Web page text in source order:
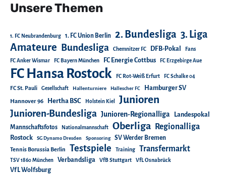
Unsere Themen
1. FC Neubrandenburg 1. FC Union Berlin 2. Bundesliga 3. Liga
Amateure Bundesliga Chemnitzer FC DFB-Pokal Fans
FC Anker Wismar FC Bayern München FC Energie Cottbus FC Erzgebirge Aue
FC Hansa Rostock FC Rot-Weiß Erfurt FC Schalke 04
FC St. Pauli Gesellschaft Hallenturniere Hallescher FC Hamburger SV
Hannover 96 Hertha BSC Holstein Kiel Junioren
Junioren-Bundesliga Junioren-Regionalliga
Landespokal
Mannschaftsfotos
Nationalmannschaft Oberliga Regionalliga
Rostock SG Dynamo Dresden Sponsoring SV Werder Bremen
Tennis Borussia Berlin Testspiele Training Transfermarkt
TSV 1860 München Verbandsliga VfB Stuttgart VfL Osnabrück
VfL Wolfsburg